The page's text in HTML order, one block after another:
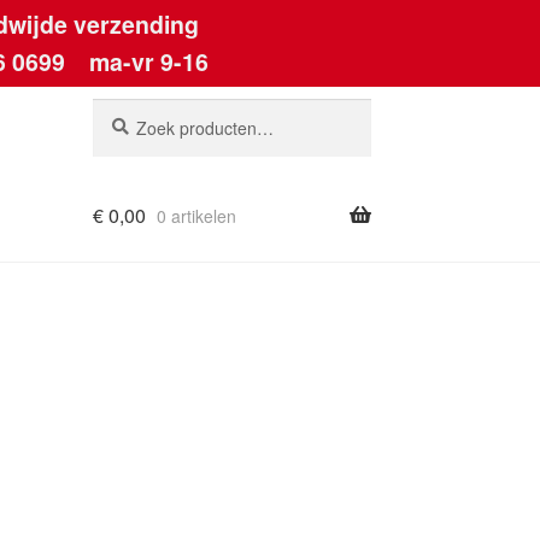
verzending
0699 ma-vr 9-16
naar:
€0,00 0 artikelen